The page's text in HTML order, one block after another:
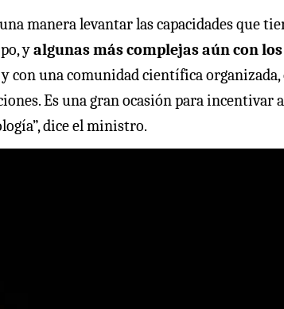
manera levantar las capacidades que
yalgunas más complejas aún con los
con una comunidad científica organizada,
Es una gran ocasión para incentivar
dice el ministro.